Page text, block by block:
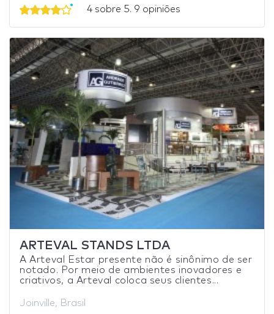
4 sobre 5. 9 opiniões
ARTEVAL STANDS LTDA
A Arteval Estar presente não é sinônimo de ser
notado. Por meio de ambientes inovadores e
criativos, a Arteval coloca seus clientes...
Joinville, Brasil